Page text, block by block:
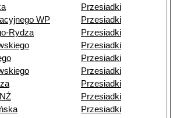
Przesiadki
WP
Przesiadki
Rydza
Przesiadki
Przesiadki
Przesiadki
Przesiadki
Przesiadki
Przesiadki
Przesiadki